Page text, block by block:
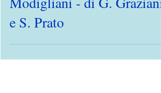
I Nudi femminili di Amedeo
Modigliani - di G. Graziani
e S. Prato